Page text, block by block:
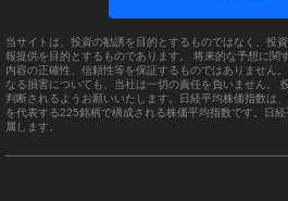
当サイトは、投資の勧誘を目的とするものではなく、投
報提供を目的とするものであります。 将来的な予想に関
内容の正確性、信頼性等を保証するものではありません
なる損害についても、当社は一切の責任を負いません。
判断されるようお願いいたします。日経平均株価指数は
を代表する225銘柄で構成される株価平均指数です。日
属します。